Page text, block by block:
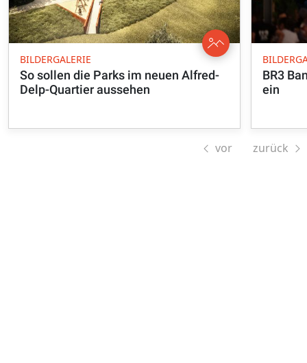
BILDERGALERIE
So sollen die Parks im neuen Alfred-
Delp-Quartier aussehen
BR3
ein
vor zurück